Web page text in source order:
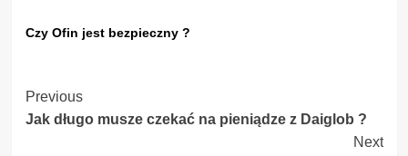
Czy Ofin jest bezpieczny ?
Post
Navigation
Previous
Jak długo musze czekać na pieniądze z Daiglob ?
Next